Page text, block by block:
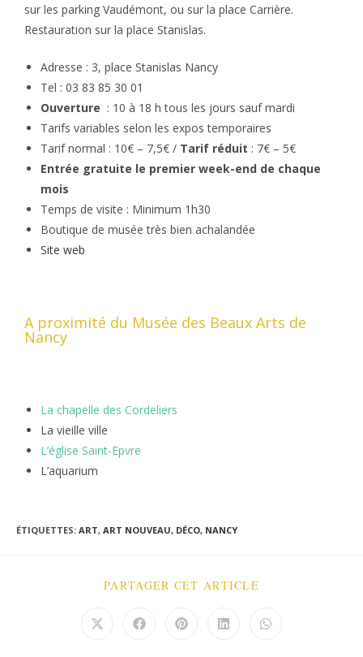
sur les parking Vaudémont, ou sur la place Carrière.
Restauration sur la place Stanislas.
Adresse : 3, place Stanislas Nancy
Tel : 03 83 85 30 01
Ouverture : 10 à 18 h tous les jours sauf mardi
Tarifs variables selon les expos temporaires
Tarif normal : 10€ – 7,5€ / Tarif réduit : 7€ – 5€
Entrée gratuite le premier week-end de chaque
mois
Temps de visite : Minimum 1h30
Boutique de musée très bien achalandée
Site web
A proximité du Musée des Beaux Arts de
Nancy
La chapelle des Cordeliers
La vieille ville
L’église Saint-Epvre
L’aquarium
ÉTIQUETTES: ART, ART NOUVEAU, DÉCO, NANCY
PARTAGER CET ARTICLE